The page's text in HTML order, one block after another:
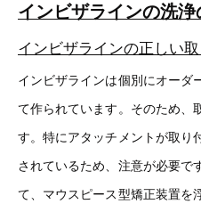
インビザラインの洗浄
インビザラインの正しい
インビザラインは個別にオーダ
て作られています。そのため、
す。特にアタッチメントが取り
されているため、注意が必要で
て、マウスピース型矯正装置を